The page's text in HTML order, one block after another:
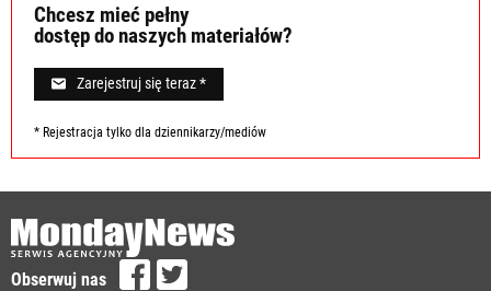
Chcesz mieć pełny
dostęp do naszych materiałów?
Zarejestruj się teraz *
* Rejestracja tylko dla dziennikarzy/mediów
Obserwuj nas